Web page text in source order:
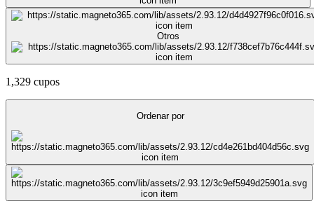
Otros
1,329 cupos
Ordenar por